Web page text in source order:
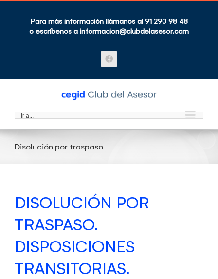
Saltar
contenidoPara más información llámanos al 91 290 98 48
o escríbenos a informacion@clubdelasesor.com
Facebook
Ir a...
Disolución por traspaso
DISOLUCIÓN POR
TRASPASO.
DISPOSICIONES
TRANSITORIAS.